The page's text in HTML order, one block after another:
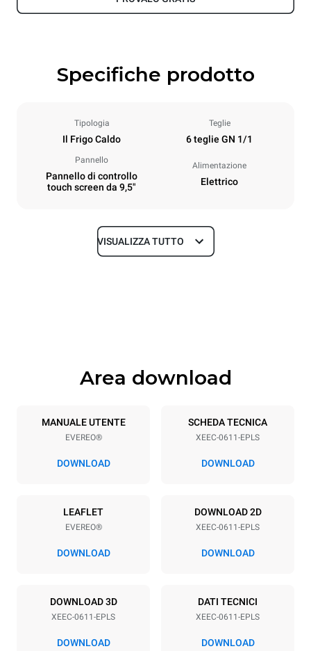
Specifiche prodotto
Tipologia
Il Frigo Caldo
Teglie
6 teglie GN 1/1
Pannello
Pannello di controllo
touch screen da 9,5"
Alimentazione
Elettrico
Dimensioni
Specifiche teglia
6 GN 1/1
Passo teglie
220-240V 1N~ 2,9 kW
VISUALIZZA TUTTO
Area download
MANUALE UTENTE
EVEREO®
DOWNLOAD
SCHEDA TECNICA
XEEC-0611-EPLS
DOWNLOAD
LEAFLET
EVEREO®
DOWNLOAD
DOWNLOAD 2D
XEEC-0611-EPLS
DOWNLOAD
DOWNLOAD 3D
XEEC-0611-EPLS
DOWNLOAD
DATI TECNICI
XEEC-0611-EPLS
DOWNLOAD